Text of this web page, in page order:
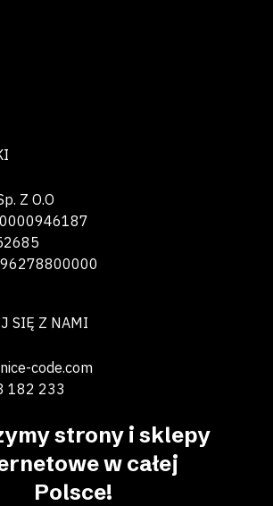
Z O.O
0000946187
SIĘ Z NAMI
code.com
182 233
strony i sklepy
w całej
Polsce!